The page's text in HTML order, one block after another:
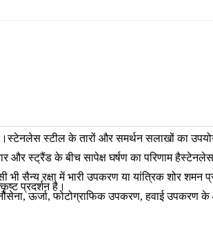
स्टील के तारों और समर्थन सलाखों का
और स्ट्रैंड के बीच सापेक्ष घर्षण का परिणाम
भी सैन्य रक्षा में भारी उपकरण या यांत्रिक शोर शमन
प्रदर्शन है।
ऊर्जा, फोटोग्राफिक उपकरण, हवाई उपकरण के